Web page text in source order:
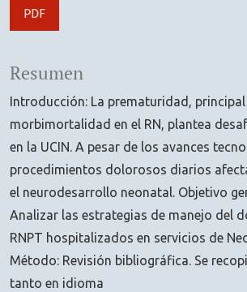
PDF
Resumen
Introducción: La prematuridad,
morbimortalidad en el RN, plantea
en la UCIN. A pesar de los avances
procedimientos dolorosos diarios
el neurodesarrollo neonatal. Objetivo
Analizar las estrategias de manejo del
RNPT hospitalizados en servicios de
Método: Revisión bibliográfica. Se
tanto en idioma